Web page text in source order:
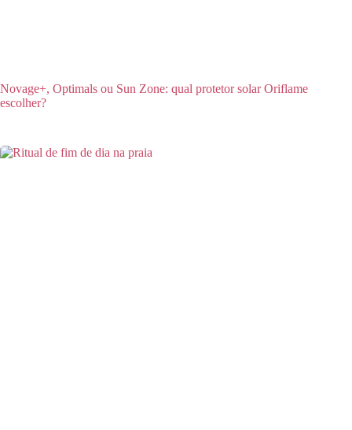
Novage+, Optimals ou Sun Zone: qual protetor solar Oriflame
escolher?